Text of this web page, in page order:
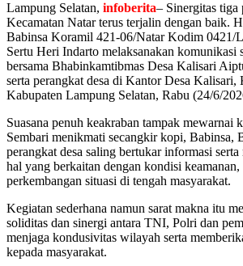
Lampung Selatan, infoberita– Sinergitas
Kecamatan Natar terus terjalin dengan baik.
Babinsa Koramil 421-06/Natar Kodim 0421/
Sertu Heri Indarto melaksanakan komunikasi
bersama Bhabinkamtibmas Desa Kalisari
serta perangkat desa di Kantor Desa Kalisari,
Kabupaten Lampung Selatan, Rabu (24/6/
Suasana penuh keakraban tampak mewarnai
Sembari menikmati secangkir kopi, Babinsa,
perangkat desa saling bertukar informasi serta
hal yang berkaitan dengan kondisi keamanan,
perkembangan situasi di tengah masyarakat.
Kegiatan sederhana namun sarat makna itu
soliditas dan sinergi antara TNI, Polri dan
menjaga kondusivitas wilayah serta
kepada masyarakat.